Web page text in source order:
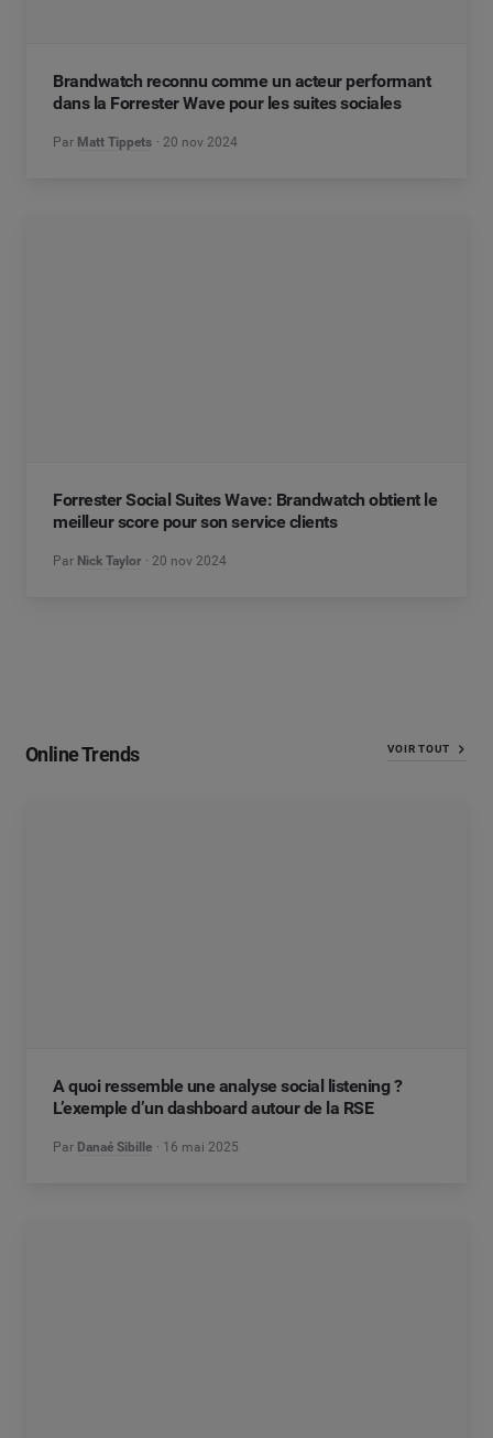
Brandwatch reconnu comme un acteur performant
dans la Forrester Wave pour les suites sociales
Par Matt Tippets 20 nov 2024
Forrester Social Suites Wave: Brandwatch obtient le
meilleur score pour son service clients
Par Nick Taylor 20 nov 2024
Online Trends VOIR TOUT
A quoi ressemble une analyse social listening ?
L’exemple d’un dashboard autour de la RSE
Par Danaé Sibille 16 mai 2025